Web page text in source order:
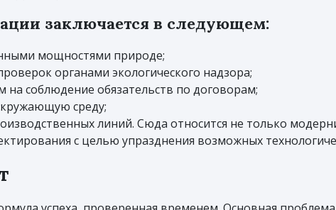
заключается в следующем:
мощностями природе;
органами экологического надзора;
соблюдение обязательств по договорам;
среду;
линий. Сюда относится не только
с целью упразднения возможных